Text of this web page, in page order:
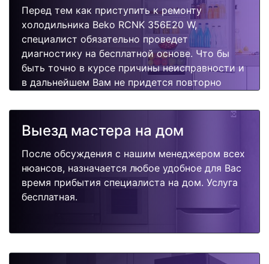
Перед тем как приступить к ремонту
холодильника Beko RCNK 356E20 W,
специалист обязательно проведет
диагностику на бесплатной основе. Что бы
быть точно в курсе причины неисправности и
в дальнейшем Вам не придется повторно
поломок.
Выезд мастера на дом
После обсуждения с нашим менеджером всех
нюансов, назначается любое удобное для Вас
время прибытия специалиста на дом. Услуга
бесплатная.